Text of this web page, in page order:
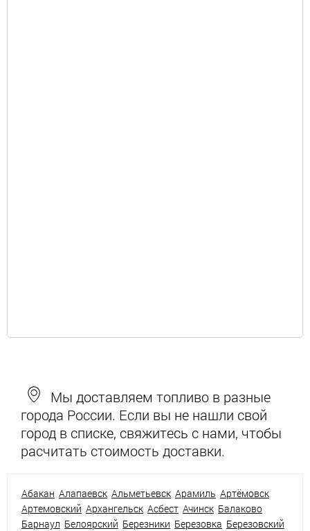
Мы доставляем топливо в разные
города России. Если вы не нашли свой
город в списке, свяжитесь с нами, чтобы
расчитать стоимость доставки.
Абакан Алапаевск Альметьевск Арамиль Артёмовск
Артемовский Архангельск Асбест Ачинск Балаково
Барнаул Белоярский Березники Березовка Березовский